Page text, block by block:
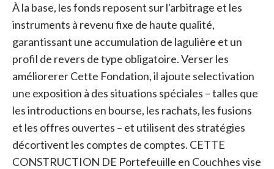
À la base, les fonds reposent sur l'arbitrage et les
instruments à revenu fixe de haute qualité,
garantissant une accumulation de lagulière et un
profil de revers de type obligatoire. Verser les
améliorerer Cette Fondation, il ajoute selectivation
une exposition à des situations spéciales – talles que
les introductions en bourse, les rachats, les fusions
et les offres ouvertes – et utilisent des stratégies
décortivent les comptes de comptes. CETTE
CONSTRUCTION DE Portefeuille en Couchhes vise